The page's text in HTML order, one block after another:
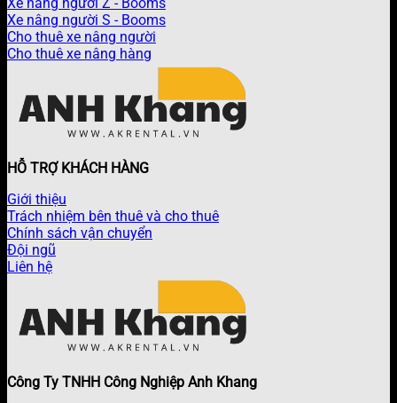
Xe nâng người S - Booms
Cho thuê xe nâng người
Cho thuê xe nâng hàng
HỖ TRỢ KHÁCH HÀNG
Giới thiệu
Trách nhiệm bên thuê và cho thuê
Chính sách vận chuyển
Đội ngũ
Liên hệ
Công Ty TNHH Công Nghiệp Anh Khang